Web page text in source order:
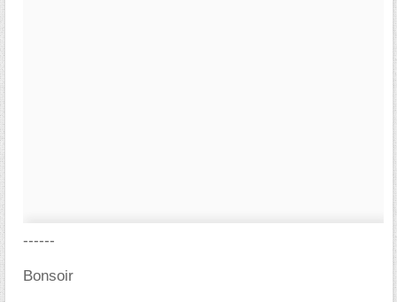
------
Bonsoir